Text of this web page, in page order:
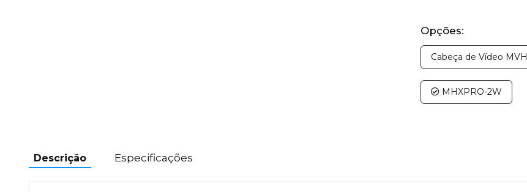
Opções:
Cabeça de Vídeo
MHXPRO-2W
Descrição Especificações